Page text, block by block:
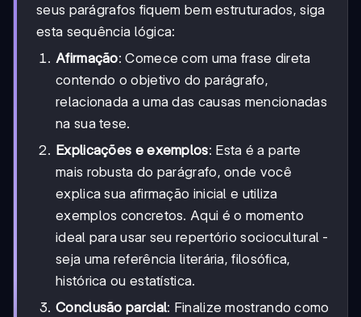
seus parágrafos fiquem bem estruturados, siga
esta sequência lógica:
Afirmação: Comece com uma frase direta
contendo o objetivo do parágrafo,
relacionada a uma das causas mencionadas
na sua tese.
Explicações e exemplos: Esta é a parte
mais robusta do parágrafo, onde você
explica sua afirmação inicial e utiliza
exemplos concretos. Aqui é o momento
ideal para usar seu repertório sociocultural -
seja uma referência literária, filosófica,
histórica ou estatística.
Conclusão parcial: Finalize mostrando como